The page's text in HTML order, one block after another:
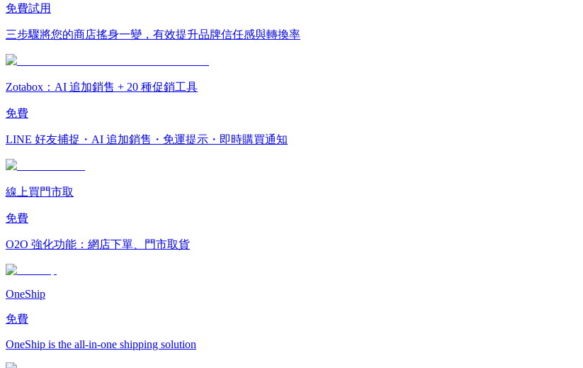
免費試用
三步驟將您的商店搖身一變，有效提升品牌信任感與轉換率
Zotabox：AI 追加銷售 + 20 種促銷工具
免費
LINE 好友捕捉・AI 追加銷售・免運提示・即時購買通知
線上買門市取
免費
O2O 強化功能：網店下單、門市取貨
OneShip
免費
OneShip is the all-in-one shipping solution